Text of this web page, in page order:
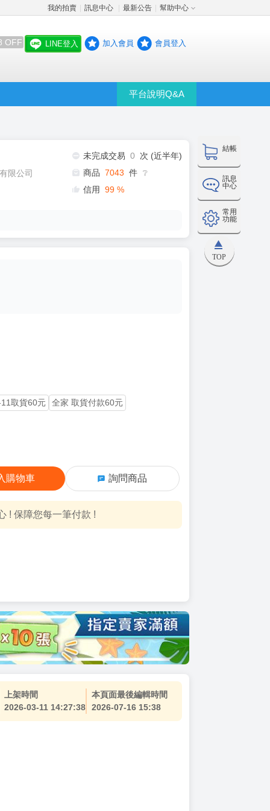
我的拍賣 訊息中心 最新公告 幫助中心
OFF LINE登入 加入會員 會員登入
平台說明Q&A
結帳
訊息
中心
常用
功能
TOP
限公司
未完成交易 0
次 (近半年)
商品 7043 件 ❔
信用 99 %
取貨60元
全家 取貨付款60元
購物車 詢問商品
! 保障您每一筆付款 !